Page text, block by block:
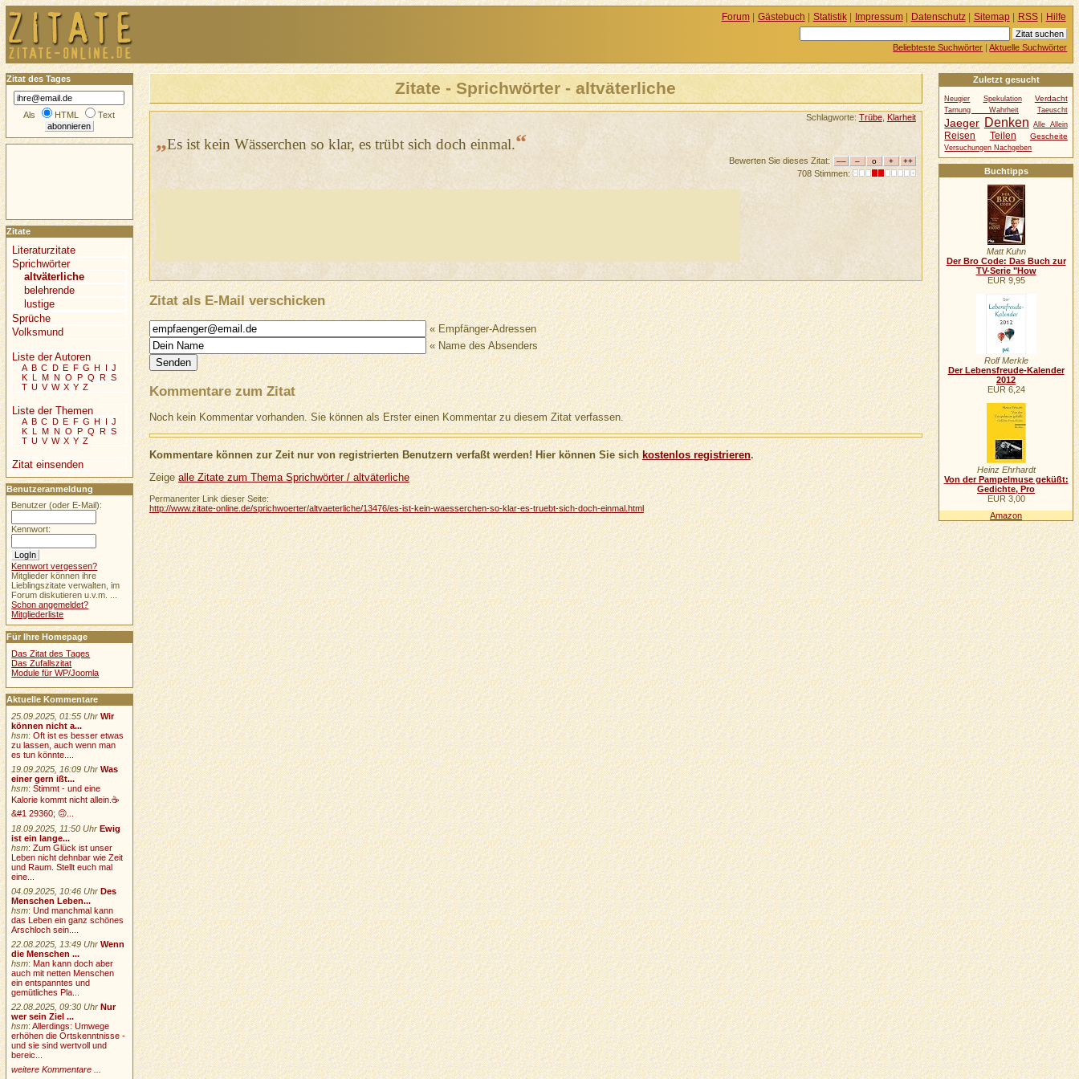
Zitate - Sprichwörter - altväterliche
Schlagworte: Trübe, Klarheit
„Es ist kein Wässerchen so klar, es trübt sich doch einmal.“
Bewerten Sie dieses Zitat:
708 Stimmen:
Zitat als E-Mail verschicken
« Empfänger-Adressen
« Name des Absenders
Kommentare zum Zitat
Noch kein Kommentar vorhanden. Sie können als Erster einen Kommentar zu diesem Zitat verfassen.
Kommentare können zur Zeit nur von registrierten Benutzern verfaßt werden! Hier können Sie sichkostenlos registrieren.
Zeigealle Zitate zum Thema Sprichwörter / altväterliche
Permanenter Link dieser Seite:
http://www.zitate-online.de/sprichwoerter/altvaeterliche/13476/es-ist-kein-waesserchen-so-klar-es-truebt-sich-doch-einmal.html
Zuletzt gesucht
Neugier Spekulation Verdacht
Tarnung Wahrheit Taeuscht
Jaeger Denken Alle Allein
Reisen Teilen Gescheite
Versuchungen Nachgeben
Buchtipps
Matt Kuhn
Der Bro Code: Das Buch zur
TV-Serie "How
EUR 9,95
Rolf Merkle
Der Lebensfreude-Kalender
2012
EUR 6,24
Heinz Ehrhardt
Von der Pampelmuse geküßt:
Gedichte, Pro
EUR 3,00
Amazon
Zitat des Tages
Als HTML Text
Zitate
Literaturzitate
Sprichwörter
altväterliche
belehrende
lustige
Sprüche
Volksmund
Liste der Autoren
A B C D E F G H I J
K L M N O P Q R S
T U V W X Y Z
Liste der Themen
A B C D E F G H I J
K L M N O P Q R S
T U V W X Y Z
Zitat einsenden
Benutzeranmeldung
Benutzer (oder E-Mail):
Kennwort:
Kennwort vergessen?
Mitglieder können ihre
Lieblingszitate verwalten, im
Forum diskutieren u.v.m. ...
Schon angemeldet?
Mitgliederliste
Für Ihre Homepage
Das Zitat des Tages
Das Zufallszitat
Module für WP/Joomla
Aktuelle Kommentare
25.09.2025, 01:55 Uhr Wir
können nicht a...
hsm:Oft ist es besser etwas
zu lassen, auch wenn man
es tun könnte....
19.09.2025, 16:09 Uhr Was
einer gern ißt...
hsm:Stimmt - und eine
Kalorie kommt nicht allein.☕
&#1 29360; 🙃...
18.09.2025, 11:50 Uhr Ewig
ist ein lange...
hsm:Zum Glück ist unser
Leben nicht dehnbar wie Zeit
und Raum. Stellt euch mal
eine...
04.09.2025, 10:46 Uhr Des
Menschen Leben...
hsm:Und manchmal kann
das Leben ein ganz schönes
Arschloch sein....
22.08.2025, 13:49 Uhr Wenn
die Menschen ...
hsm:Man kann doch aber
auch mit netten Menschen
ein entspanntes und
gemütliches Pla...
22.08.2025, 09:30 Uhr Nur
wer sein Ziel ...
hsm:Allerdings: Umwege
erhöhen die Ortskenntnisse -
und sie sind wertvoll und
bereic...
weitere Kommentare ...
Forum| Gästebuch | Statistik| Impressum| Datenschutz| Sitemap| RSS| Hilfe
Beliebteste Suchwörter |Aktuelle Suchwörter